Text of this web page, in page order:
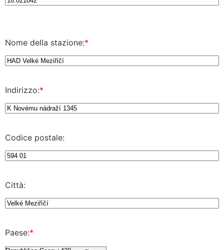
Nome della stazione:*
Indirizzo:*
Codice postale:
Città:
Paese:*